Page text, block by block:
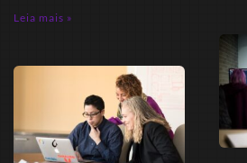
Leia mais »